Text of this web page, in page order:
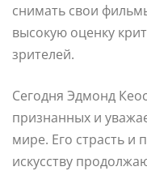
снимать свои
высокую оценку
зрителей.
Сегодня Эдмонд
признанных и
мире. Его страсть и
искусству